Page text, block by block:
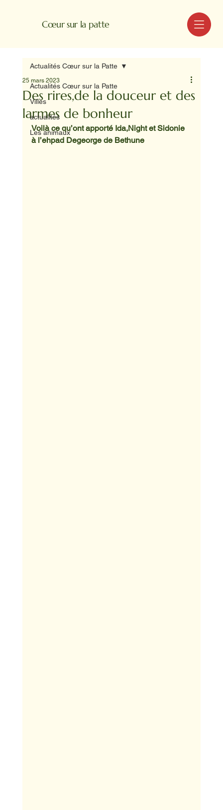
Cœur sur la patte MENU
Actualités Cœur sur la Patte
Villes
actualités
Les animaux
Actualités Cœur sur la Patte
Des rires,de la douceur et des
larmes de bonheur
25 mars 2023
Voilà ce qu’ont apporté Ida,Night et Sidonie
à l’ehpad Degeorge de Bethune